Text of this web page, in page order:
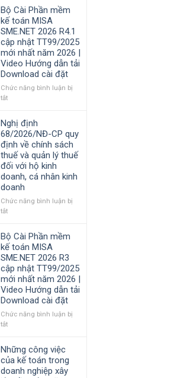
mềm
MISA
là
giải
pháp
quản
lý
tài
chính
–
được
nhiều
doanh
nghiệp
Việt
Nam
lựa
Bộ Cài Phần mềm
kế toán MISA
SME.NET 2026 R4.1
cập nhật TT99/2025
mới nhất năm 2026 |
Video Hướng dẫn tải
Download cài đặt
Chức năng bình luận bị
tắtở
Phần
mềm
kế
toán
MISA
SME.NET
2026
R4.1
cập
mới
nhất
năm
2026
|
Video
Hướng
tải
Download
đặt
Nghị định
68/2026/NĐ-CP quy
định về chính sách
thuế và quản lý thuế
đối với hộ kinh
doanh, cá nhân kinh
doanh
Chức năng bình luận bị
tắtở
định
68/2026/NĐ-
CP
quy
định
về
chính
sách
thuế
và
thuế
đối
với
Bộ Cài Phần mềm
kế toán MISA
SME.NET 2026 R3
cập nhật TT99/2025
mới nhất năm 2026 |
Video Hướng dẫn tải
Download cài đặt
Chức năng bình luận bị
tắtở
Phần
mềm
kế
Những công việc
của kế toán trong
doanh nghiệp xây